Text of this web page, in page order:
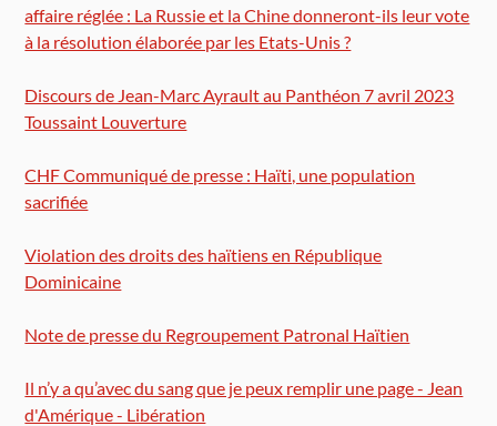
affaire réglée : La Russie et la Chine donneront-ils leur vote
à la résolution élaborée par les Etats-Unis ?
Discours de Jean-Marc Ayrault au Panthéon 7 avril 2023
Toussaint Louverture
CHF Communiqué de presse : Haïti, une population
sacrifiée
Violation des droits des haïtiens en République
Dominicaine
Note de presse du Regroupement Patronal Haïtien
Il n’y a qu’avec du sang que je peux remplir une page - Jean
d'Amérique - Libération